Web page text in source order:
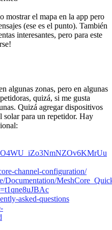
mostrar el mapa en la app pero
(ese es el punto). También
interesantes, pero para este
algunas zonas, pero en algunas
quizá, si me gusta
Quizá agregar dispositivos
solar para un repetidor. Hay
channel-configuration/
Documentation/
asked-questions